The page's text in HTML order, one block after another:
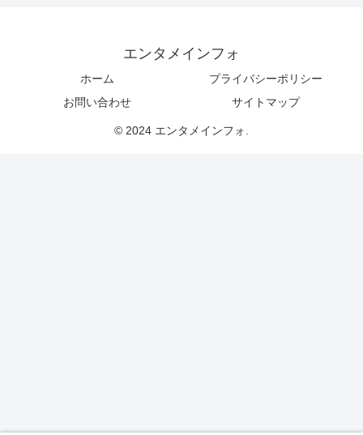
エンタメインフォ
ホーム
プライバシーポリシー
お問い合わせ
サイトマップ
© 2024 エンタメインフォ.